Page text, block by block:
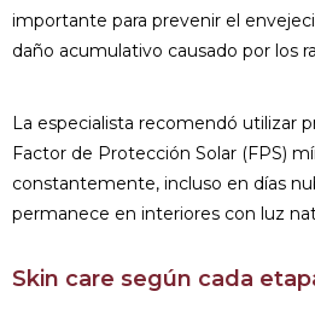
importante para prevenir el
daño acumulativo causado por los
La especialista recomendó utilizar
Factor de Protección Solar (FPS)
constantemente, incluso en días
permanece en interiores con luz
Skin care según cada